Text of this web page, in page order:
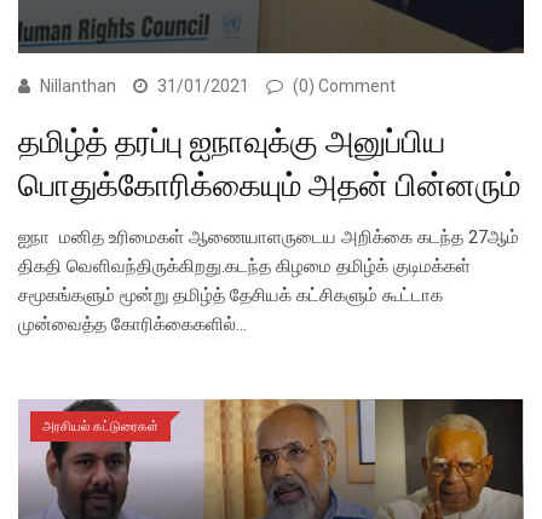
Nillanthan 31/01/2021 (0) Comment
தமிழ்த் தரப்பு ஐநாவுக்கு அனுப்பிய
பொதுக்கோரிக்கையும் அதன் பின்னரும்
ஐநா மனித உரிமைகள் ஆணையாளருடைய அறிக்கை கடந்த 27ஆம்
திகதி வெளிவந்திருக்கிறது.கடந்த கிழமை தமிழ்க் குடிமக்கள்
சமூகங்களும் மூன்று தமிழ்த் தேசியக் கட்சிகளும் கூட்டாக
முன்வைத்த கோரிக்கைகளில்…
அரசியல் கட்டுரைகள்